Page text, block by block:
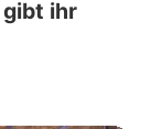
gibt ihr